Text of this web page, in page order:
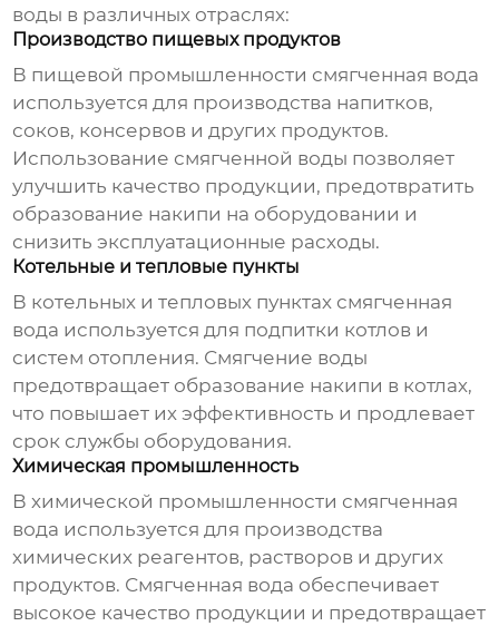
воды в различных отраслях:
Производство пищевых продуктов
В пищевой промышленности смягченная вода
используется для производства напитков,
соков, консервов и других продуктов.
Использование смягченной воды позволяет
улучшить качество продукции, предотвратить
образование накипи на оборудовании и
снизить эксплуатационные расходы.
Котельные и тепловые пункты
В котельных и тепловых пунктах смягченная
вода используется для подпитки котлов и
систем отопления. Смягчение воды
предотвращает образование накипи в котлах,
что повышает их эффективность и продлевает
срок службы оборудования.
Химическая промышленность
В химической промышленности смягченная
вода используется для производства
химических реагентов, растворов и других
продуктов. Смягченная вода обеспечивает
высокое качество продукции и предотвращает